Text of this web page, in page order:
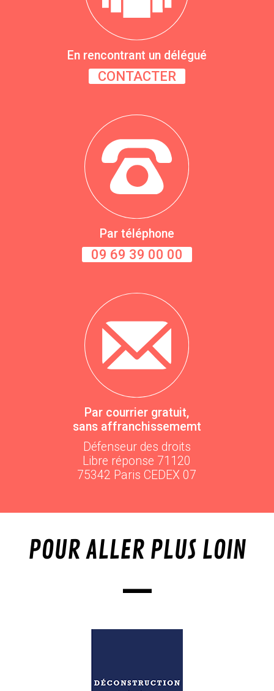
En rencontrant un délégué
CONTACTER
Par téléphone
09 69 39 00 00
Par courrier gratuit,
sans affranchissememt
Défenseur des droits
Libre réponse 71120
75342 Paris CEDEX 07
POUR ALLER PLUS LOIN
—